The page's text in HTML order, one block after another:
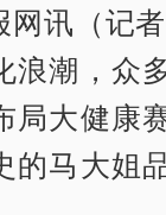
网讯（记
浪潮，众
局大健康
的马大姐